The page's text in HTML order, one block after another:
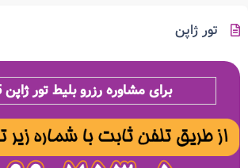
تور ژاپن
برای مشاوره رزرو بلیط تور ژاپن 1405